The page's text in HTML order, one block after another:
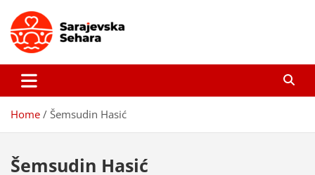
content
Sarajevska sehara
Home Šemsudin Hasić
Šemsudin Hasić